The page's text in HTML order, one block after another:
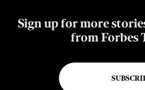
Sign up for more
from Forbes